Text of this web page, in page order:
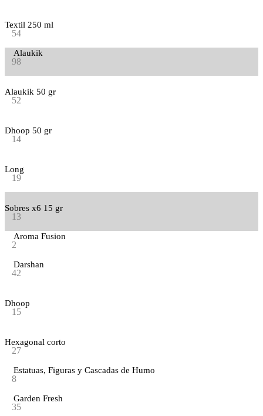
Textil 250 ml
54
Alaukik
98
Alaukik 50 gr
52
Dhoop 50 gr
14
Long
19
Sobres x6 15 gr
13
Aroma Fusion
2
Darshan
42
Dhoop
15
Hexagonal corto
27
Estatuas, Figuras y Cascadas de Humo
8
Garden Fresh
35